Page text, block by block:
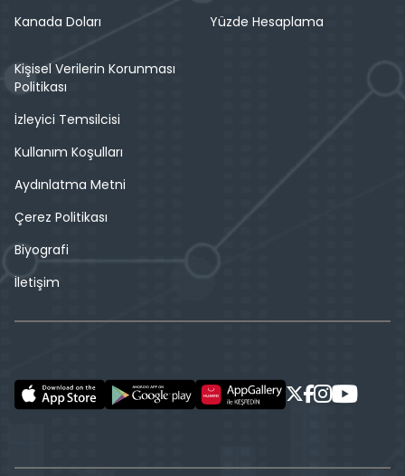
Kanada Doları
Yüzde Hesaplama
Kişisel Verilerin Korunması
Politikası
İzleyici Temsilcisi
Kullanım Koşulları
Aydınlatma Metni
Çerez Politikası
Biyografi
İletişim